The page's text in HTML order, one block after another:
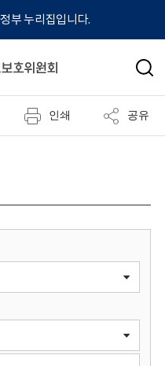
부 누리집입니다.
검
인쇄 공유